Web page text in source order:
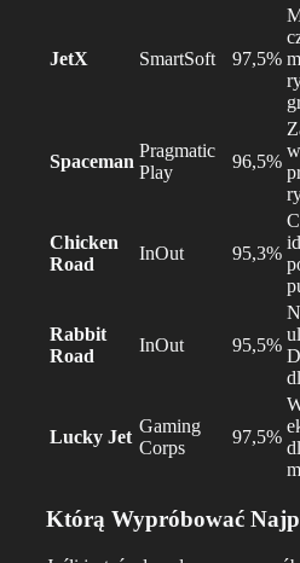
JetX SmartSoft 97,5%
Spaceman
Pragmatic
Play
96,5%
Chicken
Road
InOut 95,3%
Rabbit
Road
InOut 95,5%
Lucky Jet
Gaming
Corps
97,5%
Którą Wypróbować